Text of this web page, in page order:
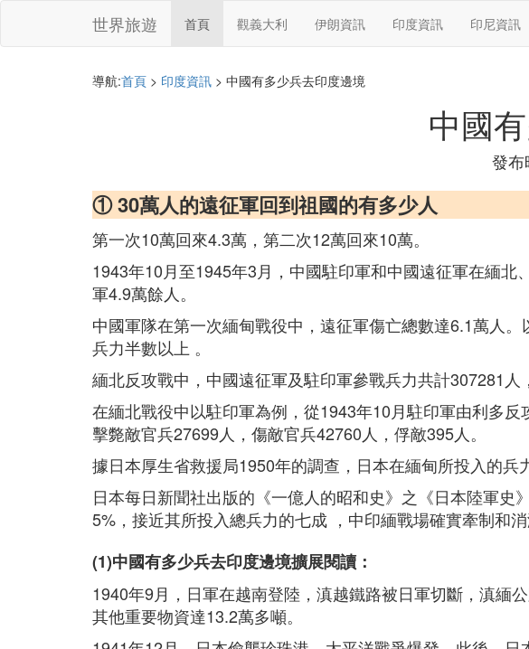
世界旅遊 首頁 觀義大利 伊朗資訊 印度資訊 印尼資訊
導航:首頁 > 印度資訊 > 中國有多少兵去印度邊境
中國
發
① 30萬人的遠征軍回到祖國的有多少人
第一次10萬回來4.3萬，第二次12萬回來10萬。
1943年10月至1945年3月，中國駐印軍和中國遠征軍在緬
軍4.9萬餘人。
中國軍隊在第一次緬甸戰役中，遠征軍傷亡總數達6.1萬人
兵力半數以上 。
緬北反攻戰中，中國遠征軍及駐印軍參戰兵力共計307281
在緬北戰役中以駐印軍為例，從1943年10月駐印軍由利多
擊斃敵官兵27699人，傷敵官兵42760人，俘敵395人。
據日本厚生省救援局1950年的調查，日本在緬甸所投入的兵
日本每日新聞社出版的《一億人的昭和史》之《日本陸軍
5%，接近其所投入總兵力的七成 ，中印緬戰場確實牽制和
(1)中國有多少兵去印度邊境擴展閱讀：
1940年9月，日軍在越南登陸，滇越鐵路被日軍切斷，滇緬
其他重要物資達13.2萬多噸。